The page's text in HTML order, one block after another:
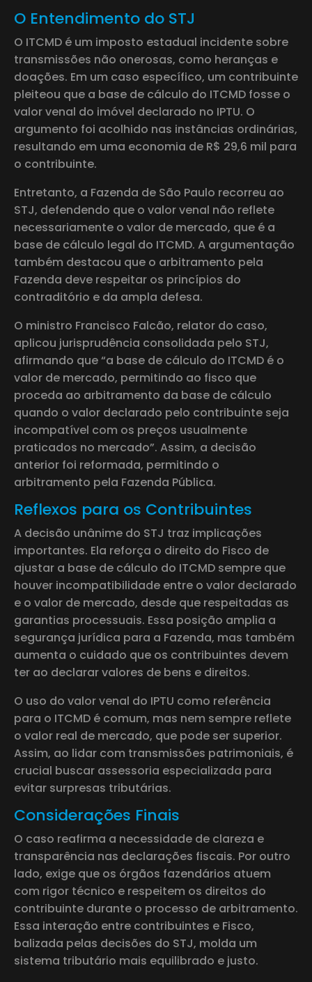
O Entendimento do STJ
O ITCMD é um imposto estadual incidente sobre
transmissões não onerosas, como heranças e
doações. Em um caso específico, um contribuinte
pleiteou que a base de cálculo do ITCMD fosse o
valor venal do imóvel declarado no IPTU. O
argumento foi acolhido nas instâncias ordinárias,
resultando em uma economia de R$ 29,6 mil para
o contribuinte.
Entretanto, a Fazenda de São Paulo recorreu ao
STJ, defendendo que o valor venal não reflete
necessariamente o valor de mercado, que é a
base de cálculo legal do ITCMD. A argumentação
também destacou que o arbitramento pela
Fazenda deve respeitar os princípios do
contraditório e da ampla defesa.
O ministro Francisco Falcão, relator do caso,
aplicou jurisprudência consolidada pelo STJ,
afirmando que “a base de cálculo do ITCMD é o
valor de mercado, permitindo ao fisco que
proceda ao arbitramento da base de cálculo
quando o valor declarado pelo contribuinte seja
incompatível com os preços usualmente
praticados no mercado”. Assim, a decisão
anterior foi reformada, permitindo o
arbitramento pela Fazenda Pública.
Reflexos para os Contribuintes
A decisão unânime do STJ traz implicações
importantes. Ela reforça o direito do Fisco de
ajustar a base de cálculo do ITCMD sempre que
houver incompatibilidade entre o valor declarado
e o valor de mercado, desde que respeitadas as
garantias processuais. Essa posição amplia a
segurança jurídica para a Fazenda, mas também
aumenta o cuidado que os contribuintes devem
ter ao declarar valores de bens e direitos.
O uso do valor venal do IPTU como referência
para o ITCMD é comum, mas nem sempre reflete
o valor real de mercado, que pode ser superior.
Assim, ao lidar com transmissões patrimoniais, é
crucial buscar assessoria especializada para
evitar surpresas tributárias.
Considerações Finais
O caso reafirma a necessidade de clareza e
transparência nas declarações fiscais. Por outro
lado, exige que os órgãos fazendários atuem
com rigor técnico e respeitem os direitos do
contribuinte durante o processo de arbitramento.
Essa interação entre contribuintes e Fisco,
balizada pelas decisões do STJ, molda um
sistema tributário mais equilibrado e justo.